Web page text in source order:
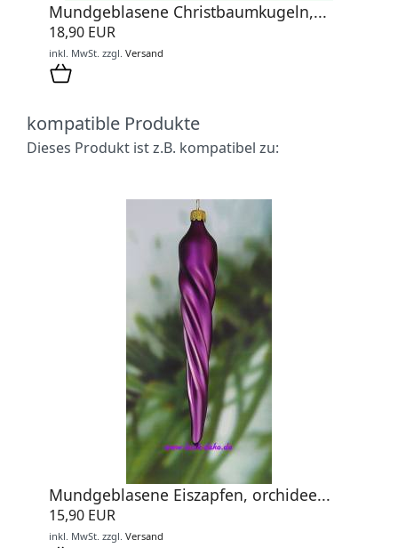
Mundgeblasene Christbaumkugeln,...
18,90 EUR
inkl. MwSt. zzgl. Versand
kompatible Produkte
Dieses Produkt ist z.B. kompatibel zu:
Mundgeblasene Eiszapfen, orchidee...
15,90 EUR
inkl. MwSt. zzgl. Versand